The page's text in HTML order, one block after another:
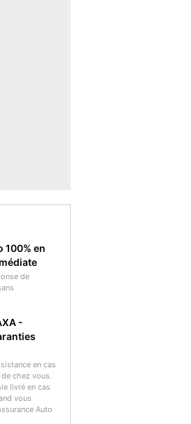
100% en
de
-
en cas
chez vous.
livré en cas
vous
Auto